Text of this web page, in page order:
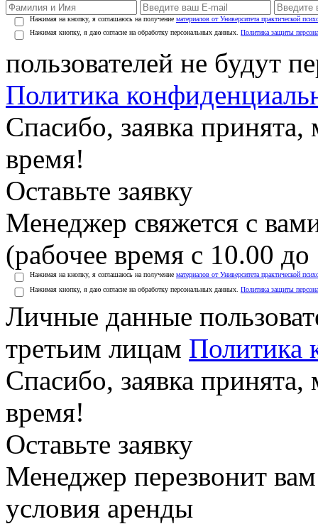
Нажимая на кнопку, я соглашаюсь на получение материалов от Университета практической
Нажимая кнопку, я даю согласие на обработку персональных данных. Политика защиты
пользователей не будут
Политика
Спасибо, заявка
время!
Оставьте заявку
Менеджер свяжется с
(рабочее время с 10.00
Нажимая на кнопку, я соглашаюсь на получение материалов от Университета практической
Нажимая кнопку, я даю согласие на обработку персональных данных. Политика защиты
Личные данные
третьим лицам Политика
Спасибо, заявка
время!
Оставьте заявку
Менеджер перезвонит
условия аренды